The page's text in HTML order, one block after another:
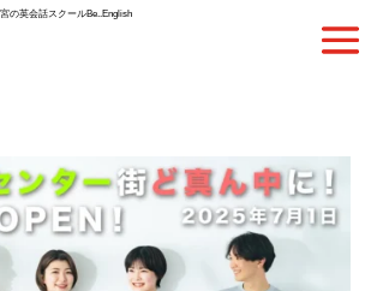
の英会話スクールBe..English